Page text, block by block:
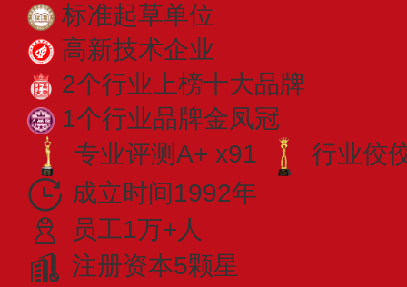
标准起草单位
高新技术企业
2个行业上榜十大品牌
1个行业品牌金凤冠
专业评测A+ x91
行业佼
成立时间1992年
员工1万+人
注册资本5颗星